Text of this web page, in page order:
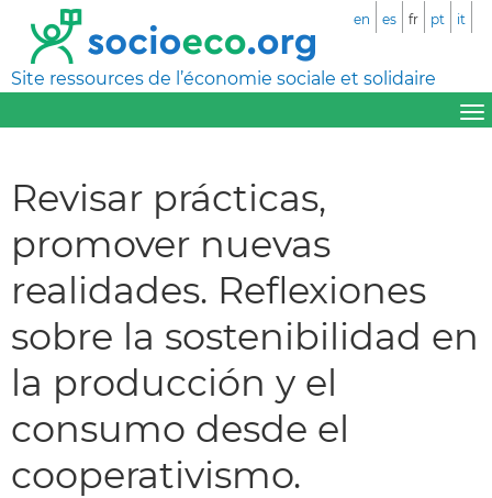
Site ressources de l’économie sociale et solidaire
en es fr pt it
Revisar prácticas,
promover nuevas
realidades. Reflexiones
sobre la sostenibilidad en
la producción y el
consumo desde el
cooperativismo.